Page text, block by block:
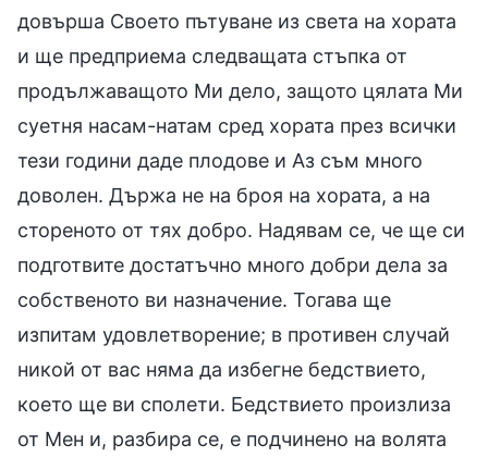
довърша Своето пътуване из света на хората
и ще предприема следващата стъпка от
продължаващото Ми дело, защото цялата Ми
суетня насам-натам сред хората през всички
тези години даде плодове и Аз съм много
доволен. Държа не на броя на хората, а на
стореното от тях добро. Надявам се, че ще си
подготвите достатъчно много добри дела за
собственото ви назначение. Тогава ще
изпитам удовлетворение; в противен случай
никой от вас няма да избегне бедствието,
което ще ви сполети. Бедствието произлиза
от Мен и, разбира се, е подчинено на волята